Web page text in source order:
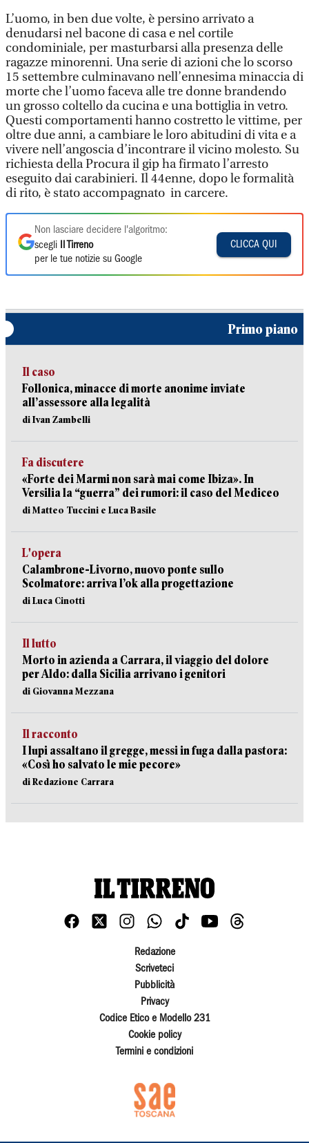
L’uomo, in ben due volte, è persino arrivato a
denudarsi nel bacone di casa e nel cortile
condominiale, per masturbarsi alla presenza delle
ragazze minorenni. Una serie di azioni che lo scorso
15 settembre culminavano nell’ennesima minaccia di
morte che l’uomo faceva alle tre donne brandendo
un grosso coltello da cucina e una bottiglia in vetro.
Questi comportamenti hanno costretto le vittime, per
oltre due anni, a cambiare le loro abitudini di vita e a
vivere nell’angoscia d’incontrare il vicino molesto. Su
richiesta della Procura il gip ha firmato l’arresto
eseguito dai carabinieri. Il 44enne, dopo le formalità
di rito, è stato accompagnato in carcere.
Non lasciare decidere l'algoritmo:
scegli
Il Tirreno
per le tue notizie su Google
CLICCA QUI
Primo piano
Il caso
Follonica, minacce di morte anonime inviate
all’assessore alla legalità
di Ivan Zambelli
Fa discutere
«Forte dei Marmi non sarà mai come Ibiza». In
Versilia la “guerra” dei rumori: il caso del Mediceo
di Matteo Tuccini e Luca Basile
L'opera
Calambrone-Livorno, nuovo ponte sullo
Scolmatore: arriva l’ok alla progettazione
di Luca Cinotti
Il lutto
Morto in azienda a Carrara, il viaggio del dolore
per Aldo: dalla Sicilia arrivano i genitori
di Giovanna Mezzana
Il racconto
I lupi assaltano il gregge, messi in fuga dalla pastora:
«Così ho salvato le mie pecore»
di Redazione Carrara
Redazione
Scriveteci
Pubblicità
Privacy
Codice Etico e Modello 231
Cookie policy
Termini e condizioni